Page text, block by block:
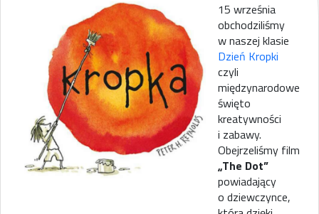
15 września
obchodziliśmy
w naszej klasie
Dzień Kropki
czyli
międzynarodowe
święto
kreatywności
i zabawy.
Obejrzeliśmy film
„The Dot”
powiadający
o dziewczynce,